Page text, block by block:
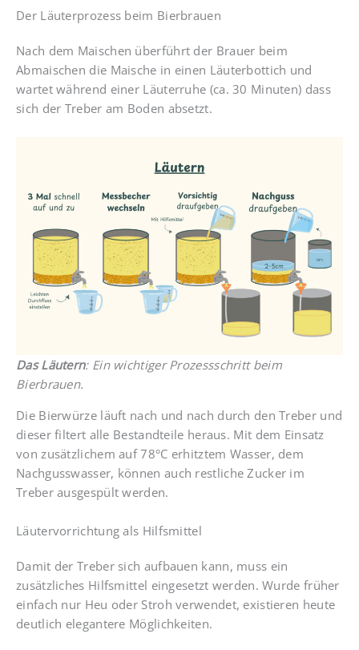
Der Läuterprozess beim Bierbrauen
Nach dem Maischen überführt der Brauer beim
Abmaischen die Maische in einen Läuterbottich und
wartet während einer Läuterruhe (ca. 30 Minuten) dass
sich der Treber am Boden absetzt.
Das Läutern: Ein wichtiger Prozessschritt beim
Bierbrauen.
Die Bierwürze läuft nach und nach durch den Treber und
dieser filtert alle Bestandteile heraus. Mit dem Einsatz
von zusätzlichem auf 78°C erhitztem Wasser, dem
Nachgusswasser, können auch restliche Zucker im
Treber ausgespült werden.
Läutervorrichtung als Hilfsmittel
Damit der Treber sich aufbauen kann, muss ein
zusätzliches Hilfsmittel eingesetzt werden. Wurde früher
einfach nur Heu oder Stroh verwendet, existieren heute
deutlich elegantere Möglichkeiten.